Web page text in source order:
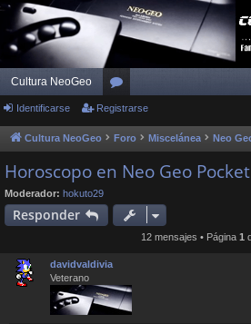
Cultura NeoGeo
or
os
Identificarse Registrarse
Cultura NeoGeo Foro Miscelánea Neo
Horoscopo en Neo Geo Pocket
Moderador: hokuto29
Responder
12 mensajes • Página 1
davidvaldivia
Veterano